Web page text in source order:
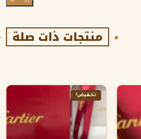
منتجات ذات صلة
تخفيض!